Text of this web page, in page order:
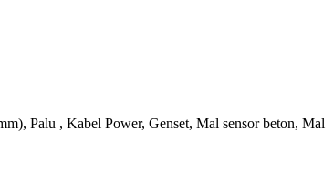
Palu , Kabel Power, Genset, Mal sensor beton, Mal